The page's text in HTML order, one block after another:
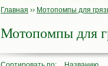
Главная ›› Мотопомпы для
Мотопомпы для